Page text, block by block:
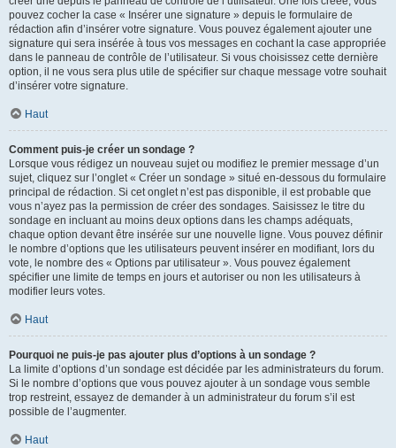
pouvez cocher la case « Insérer une signature » depuis le formulaire de
rédaction afin d’insérer votre signature. Vous pouvez également ajouter une
signature qui sera insérée à tous vos messages en cochant la case appropriée
dans le panneau de contrôle de l’utilisateur. Si vous choisissez cette dernière
option, il ne vous sera plus utile de spécifier sur chaque message votre souhait
d’insérer votre signature.
Haut
Comment puis-je créer un sondage ?
Lorsque vous rédigez un nouveau sujet ou modifiez le premier message d’un
sujet, cliquez sur l’onglet « Créer un sondage » situé en-dessous du formulaire
principal de rédaction. Si cet onglet n’est pas disponible, il est probable que
vous n’ayez pas la permission de créer des sondages. Saisissez le titre du
sondage en incluant au moins deux options dans les champs adéquats,
chaque option devant être insérée sur une nouvelle ligne. Vous pouvez définir
le nombre d’options que les utilisateurs peuvent insérer en modifiant, lors du
vote, le nombre des « Options par utilisateur ». Vous pouvez également
spécifier une limite de temps en jours et autoriser ou non les utilisateurs à
modifier leurs votes.
Haut
Pourquoi ne puis-je pas ajouter plus d’options à un sondage ?
La limite d’options d’un sondage est décidée par les administrateurs du forum.
Si le nombre d’options que vous pouvez ajouter à un sondage vous semble
trop restreint, essayez de demander à un administrateur du forum s’il est
possible de l’augmenter.
Haut